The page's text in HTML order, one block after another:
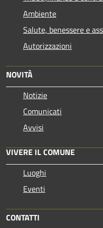
Ambiente
Salute, benessere e
Autorizzazioni
NOVITÀ
Notizie
Comunicati
Avvisi
VIVERE IL COMUNE
Luoghi
Eventi
CONTATTI